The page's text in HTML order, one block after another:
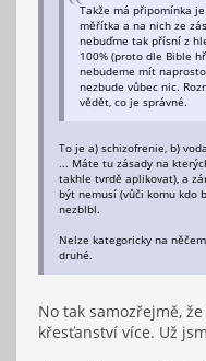
Takže má připomínka
měřítka a na nich ze
nebuďme tak přísní z
100% (proto dle Bible
nebudeme mít
nezbude vůbec nic.
vědět, co je správné.
To je a) schizofrenie, b)
... Máte tu zásady na
takhle tvrdě aplikovat), a
být nemusí (vůči komu kdo
nezblbl.
Nelze kategoricky na
druhé.
No tak samozřejmě,
křesťanství více. Už